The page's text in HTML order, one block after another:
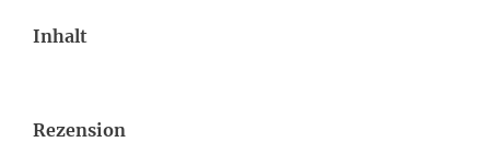
Inhalt
Rezension